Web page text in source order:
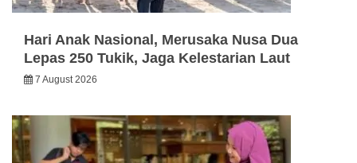
Hari Anak Nasional, Merusaka Nusa Dua
Lepas 250 Tukik, Jaga Kelestarian Laut
7 August 2026